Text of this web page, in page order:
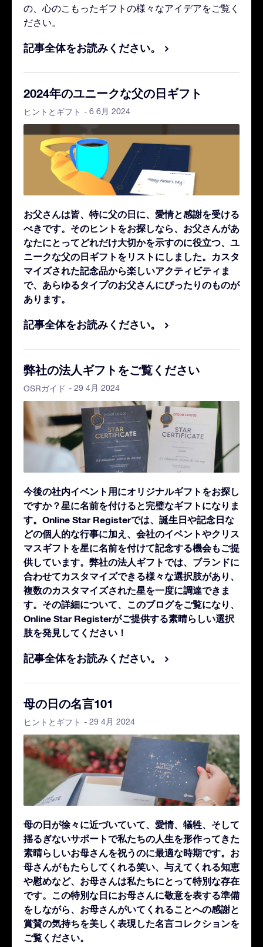
の、心のこもったギフトの様々なアイデアをご覧く
ださい。
記事全体をお読みください。
2024年のユニークな父の日ギフト
ヒントとギフト - 6 6月 2024
お父さんは皆、特に父の日に、愛情と感謝を受ける
べきです。そのヒントをお探しなら、お父さんがあ
なたにとってどれだけ大切かを示すのに役立つ、ユ
ニークな父の日ギフトをリストにしました。カスタ
マイズされた記念品から楽しいアクティビティま
で、あらゆるタイプのお父さんにぴったりのものが
あります。
記事全体をお読みください。
弊社の法人ギフトをご覧ください
OSRガイド - 29 4月 2024
今後の社内イベント用にオリジナルギフトをお探し
ですか？星に名前を付けると完璧なギフトになりま
す。Online Star Registerでは、誕生日や記念日な
どの個人的な行事に加え、会社のイベントやクリス
マスギフトを星に名前を付けて記念する機会もご提
供しています。弊社の法人ギフトでは、ブランドに
合わせてカスタマイズできる様々な選択肢があり、
複数のカスタマイズされた星を一度に調達できま
す。その詳細について、このブログをご覧になり、
Online Star Registerがご提供する素晴らしい選択
肢を発見してください！
記事全体をお読みください。
母の日の名言101
ヒントとギフト - 29 4月 2024
母の日が徐々に近づいていて、愛情、犠牲、そして
揺るぎないサポートで私たちの人生を形作ってきた
素晴らしいお母さんを祝うのに最適な時期です。お
母さんがもたらしてくれる笑い、与えてくれる知恵
や慰めなど、お母さんは私たちにとって特別な存在
です。 この特別な日にお母さんに敬意を表する準備
をしながら、お母さんがいてくれることへの感謝と
賞賛の気持ちを美しく表現した名言コレクションを
ご覧ください。